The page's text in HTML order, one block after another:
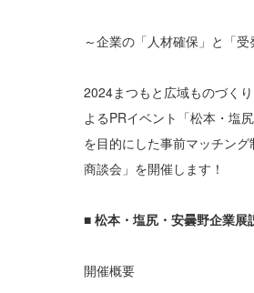
～企業の「人材確保」と「
2024まつもと広域ものづく
よるPRイベント「松本・塩
を目的にした事前マッチン
商談会」を開催します！
■ 松本・塩尻・安曇野企業展
開催概要